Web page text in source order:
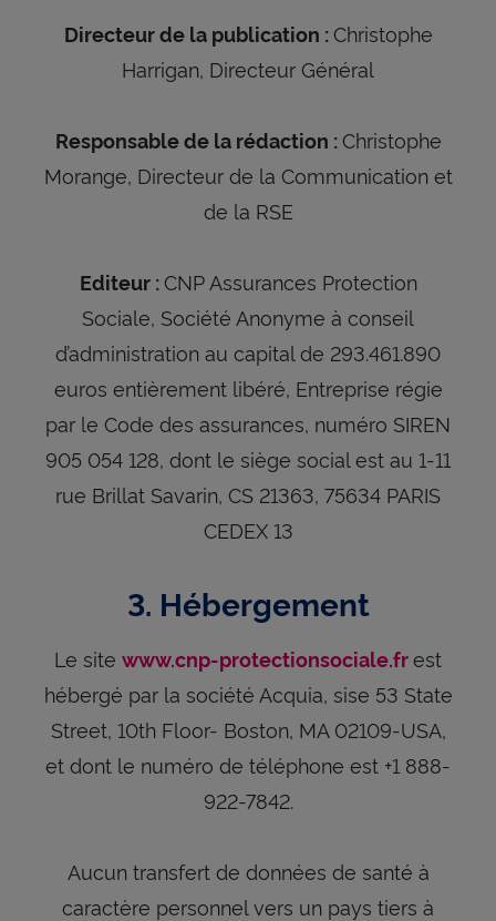
Directeur de la publication : Christophe
Harrigan, Directeur Général
Responsable de la rédaction : Christophe
Morange, Directeur de la Communication et
de la RSE
Editeur : CNP Assurances Protection
Sociale, Société Anonyme à conseil
d’administration au capital de 293.461.890
euros entièrement libéré, Entreprise régie
par le Code des assurances, numéro SIREN
905 054 128, dont le siège social est au 1-11
rue Brillat Savarin, CS 21363, 75634 PARIS
CEDEX 13
3. Hébergement
Le site www.cnp-protectionsociale.frest
hébergé par la société Acquia, sise 53 State
Street, 10th Floor- Boston, MA 02109-USA,
et dont le numéro de téléphone est +1 888-
922-7842.
Aucun transfert de données de santé à
caractère personnel vers un pays tiers à